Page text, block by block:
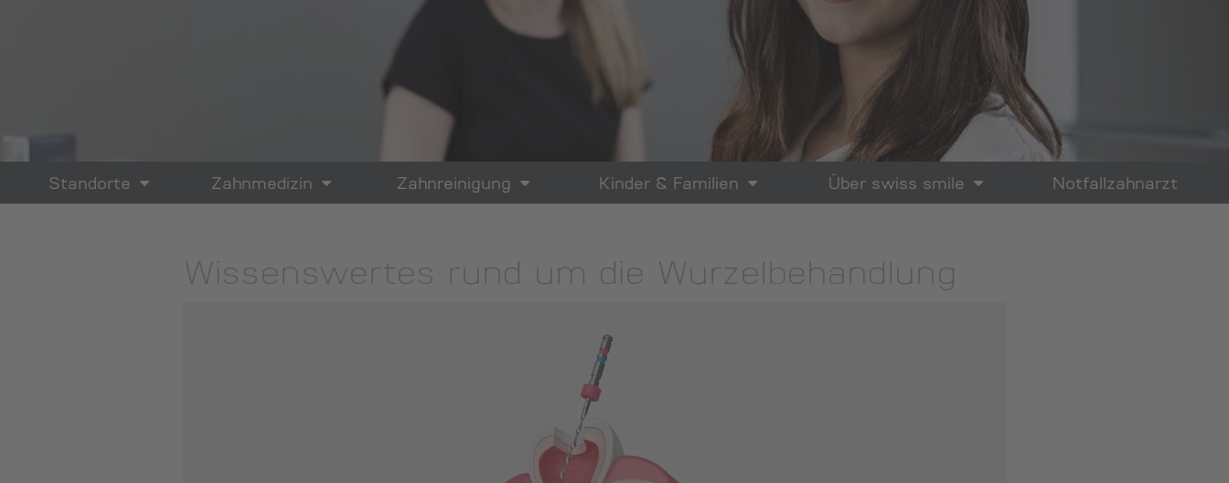
Standorte Zahnmedizin Zahnreinigung Kinder & Familien Über swiss smile Notfallzahnarzt
Wissenswertes rund um die Wurzelbehandlung